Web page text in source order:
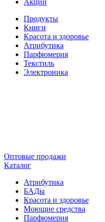
Акции
Продукты
Книги
Красота и здоровье
Атрибутика
Парфюмерия
Текстиль
Электроника
Оптовые продажи
Каталог
Атрибутика
БАДы
Красота и здоровье
Моющие средства
Парфюмерия